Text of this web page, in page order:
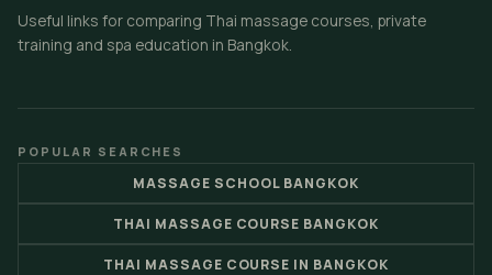
Useful links for comparing Thai massage courses, private
training and spa education in Bangkok.
POPULAR SEARCHES
MASSAGE SCHOOL BANGKOK
THAI MASSAGE COURSE BANGKOK
THAI MASSAGE COURSE IN BANGKOK